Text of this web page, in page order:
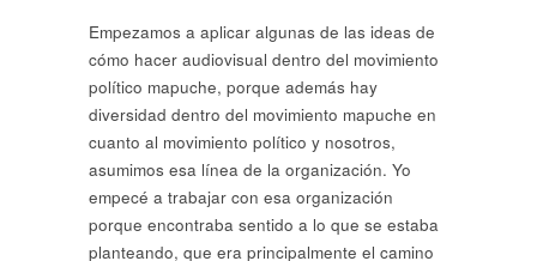
Empezamos a aplicar algunas de las ideas de
cómo hacer audiovisual dentro del movimiento
político mapuche, porque además hay
diversidad dentro del movimiento mapuche en
cuanto al movimiento político y nosotros,
asumimos esa línea de la organización. Yo
empecé a trabajar con esa organización
porque encontraba sentido a lo que se estaba
planteando, que era principalmente el camino